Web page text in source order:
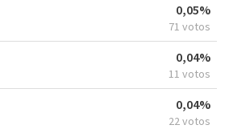
0,05%
71 votos
0,04%
11 votos
0,04%
22 votos